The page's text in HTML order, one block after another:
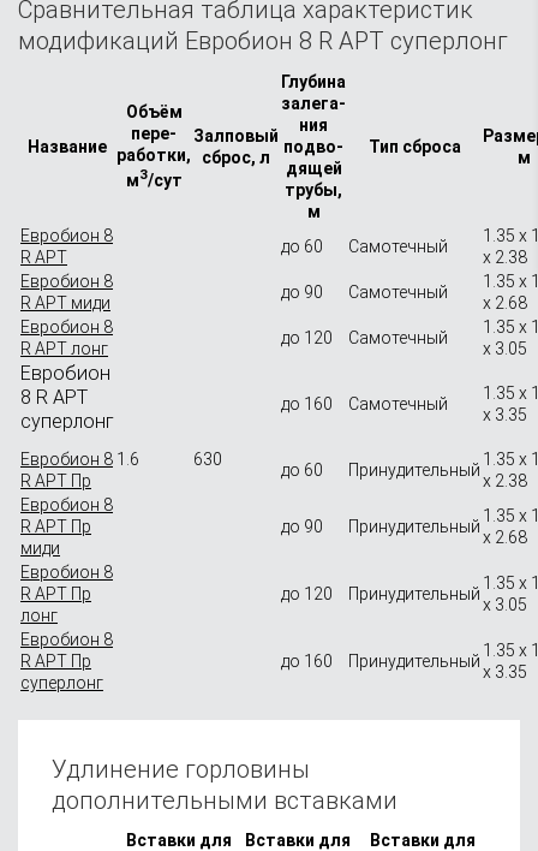
Сравнительная таблица характеристик
модификаций Евробион 8 R АРТ суперлонг
Название
Объём
пере­
работки,
м3/сут
Залповый
сброс, л
Глубина
залега­
ния
подво­
дящей
трубы,
м
Тип сброса
м
Евробион 8
R АРТ
1.6 630
до 60 Самотечный
1.35 x
x 2.38
Евробион 8
R АРТ миди
до 90 Самотечный
1.35 x
x 2.68
Евробион 8
R АРТ лонг
до 120 Самотечный
1.35 x
x 3.05
Евробион
8 R АРТ
суперлонг
до 160 Самотечный
1.35 x
x 3.35
Евробион 8
R АРТ Пр
до 60 Принудительный
1.35 x
x 2.38
Евробион 8
R АРТ Пр
миди
до 90 Принудительный
1.35 x
x 2.68
Евробион 8
R АРТ Пр
лонг
до 120 Принудительный
1.35 x
x 3.05
Евробион 8
R АРТ Пр
суперлонг
до 160 Принудительный
1.35 x
x 3.35
Удлинение горловины
дополнительными вставками
Вставки для
Вставки для
Вставки для